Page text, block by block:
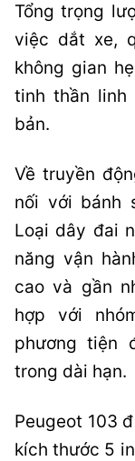
Tổng trọng
việc dắt xe,
không gian
tinh thần linh
bản.
Về truyền
nối với bánh
Loại dây đai
năng vận
cao và gần
hợp với
phương tiện
trong dài hạn.
Peugeot 103
kích thước 5